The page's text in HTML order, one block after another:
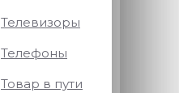
Телевизоры
Телефоны
Товар в пути